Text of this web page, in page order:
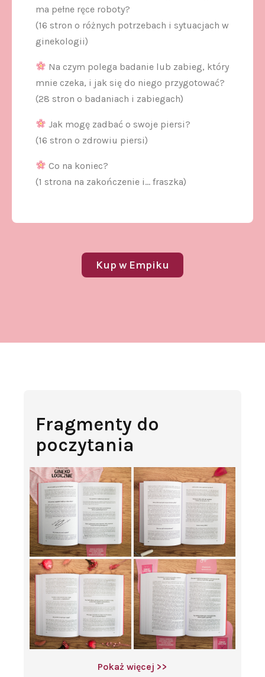
ma pełne ręce roboty?
(16 stron o różnych potrzebach i sytuacjach w
ginekologii)
Na czym polega badanie lub zabieg, który
mnie czeka, i jak się do niego przygotować?
(28 stron o badaniach i zabiegach)
Jak mogę zadbać o swoje piersi?
(16 stron o zdrowiu piersi)
Co na koniec?
(1 strona na zakończenie i… fraszka)
Kup w Empiku
Fragmenty do
poczytania
Pokaż więcej >>